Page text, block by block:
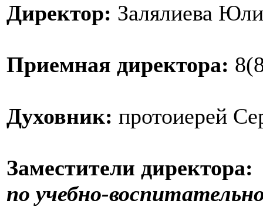
Директор: Залялиева
Приемная директора:
Духовник: протоиерей
Заместители директора:
по учебно-